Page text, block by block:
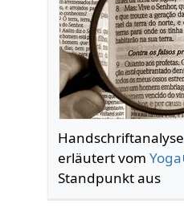
Handschriftanalyse
erläutert vomYoga
Standpunkt aus